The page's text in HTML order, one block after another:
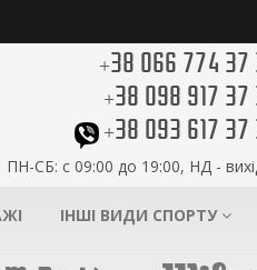
+38 066 774 37
+38 098 917 37
+38 093 617 37
ПН-СБ: с 09:00 до 19:00, НД -
ІНШІ ВИДИ СПОРТУ